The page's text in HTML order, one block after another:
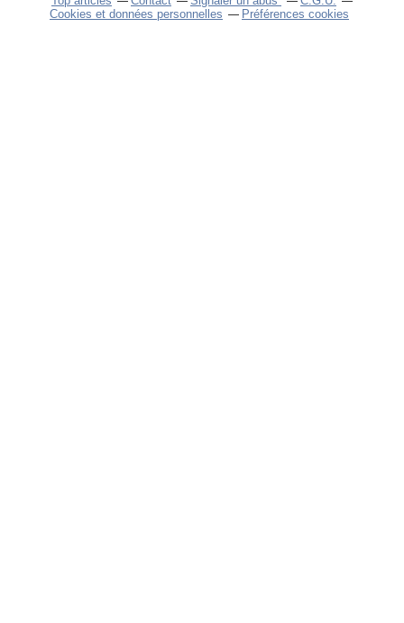
Cookies et données personnelles
Préférences cookies